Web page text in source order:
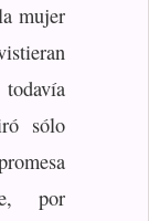
mujer
sólo
por